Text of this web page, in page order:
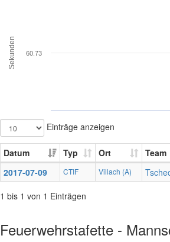
Sekunden 60.73
Einträge anzeigen
Datum Typ Ort
Team
2017-07-09
CTIF Villach (A)
1 bis 1 von 1 Einträgen
Feuerwehrstafette -